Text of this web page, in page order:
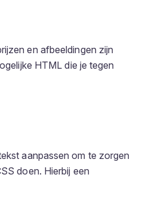
en afbeeldingen zijn
HTML die je tegen
aanpassen om te zorgen
doen. Hierbij een